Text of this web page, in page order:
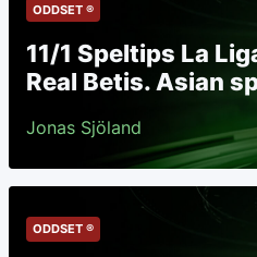
ODDSET ®
11/1 Speltips La
Real Betis. Asian
Jonas Sjöland
ODDSET ®